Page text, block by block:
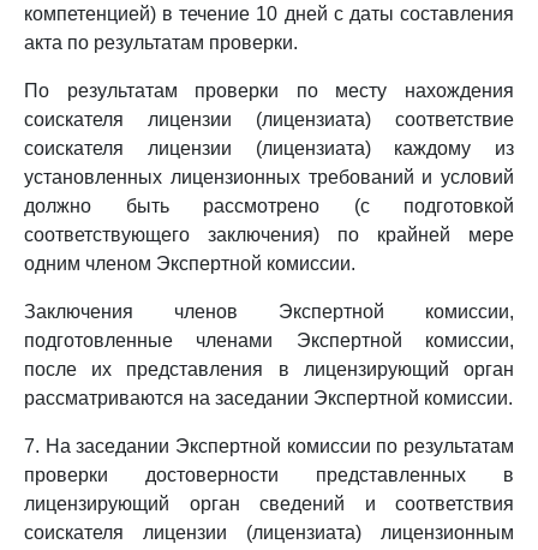
компетенцией) в течение 10 дней с даты составления
акта по результатам проверки.
По результатам проверки по месту нахождения
соискателя лицензии (лицензиата) соответствие
соискателя лицензии (лицензиата) каждому из
установленных лицензионных требований и условий
должно быть рассмотрено (с подготовкой
соответствующего заключения) по крайней мере
одним членом Экспертной комиссии.
Заключения членов Экспертной комиссии,
подготовленные членами Экспертной комиссии,
после их представления в лицензирующий орган
рассматриваются на заседании Экспертной комиссии.
7. На заседании Экспертной комиссии по результатам
проверки достоверности представленных в
лицензирующий орган сведений и соответствия
соискателя лицензии (лицензиата) лицензионным